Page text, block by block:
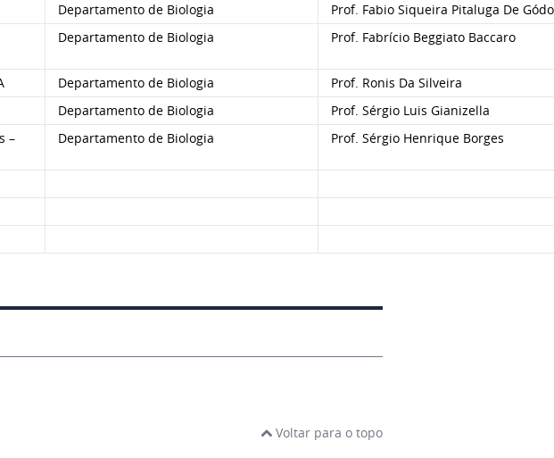
Departamento de Biologia
Prof. Fabio Siqueira Pitaluga De
Departamento de Biologia Prof. Fabrício Beggiato Baccaro
Departamento de Biologia
Prof. Ronis Da Silveira
Departamento de Biologia
Prof. Sérgio Luis Gianizella
–
Departamento de Biologia Prof. Sérgio Henrique Borges
Voltar para o topo